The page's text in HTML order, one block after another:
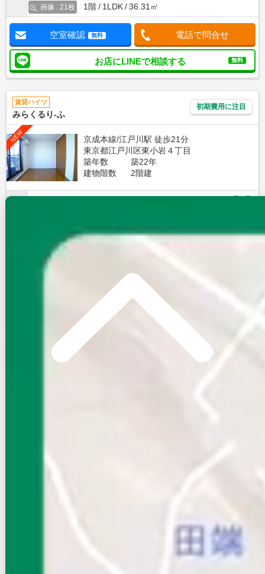
画像 : 21枚
1階
1LDK 36.31㎡
空室確認 無料 電話で問合せ
お店にLINEで相談する 無料
賃貸ハイツ
みらくるり-ふ
初期費用に注目
NEW
京成本線/江戸川駅 徒歩21分
東京都江戸川区東小岩４丁目
築年数
築22年
建物階数
2階建
画像 : 23枚
管理費等：3,000円
お店にLINEで相談する
ブライズ高砂
初期費用に注目
電話で問合せ
お店にLINEで相談する